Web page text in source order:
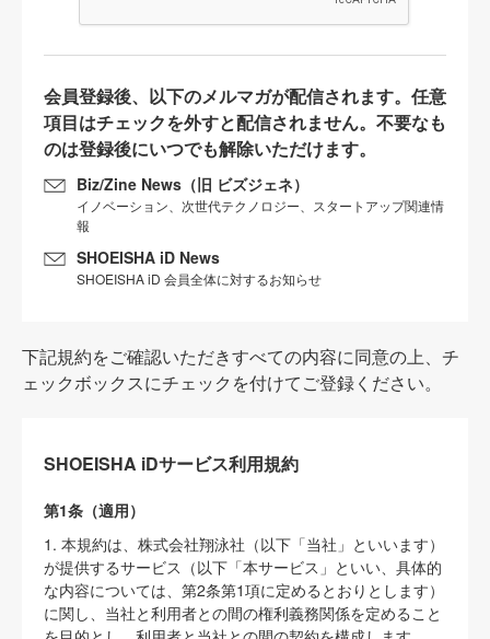
会員登録後、以下のメルマガが配信されます。任意
項目はチェックを外すと配信されません。不要なも
のは登録後にいつでも解除いただけます。
Biz/Zine News（旧 ビズジェネ）
イノベーション、次世代テクノロジー、スタートアップ関連情
報
SHOEISHA iD News
SHOEISHA iD 会員全体に対するお知らせ
下記規約をご確認いただきすべての内容に同意の上、チ
ェックボックスにチェックを付けてご登録ください。
SHOEISHA iDサービス利用規約
第1条（適用）
1. 本規約は、株式会社翔泳社（以下「当社」といいます）
が提供するサービス（以下「本サービス」といい、具体的
な内容については、第2条第1項に定めるとおりとします）
に関し、当社と利用者との間の権利義務関係を定めること